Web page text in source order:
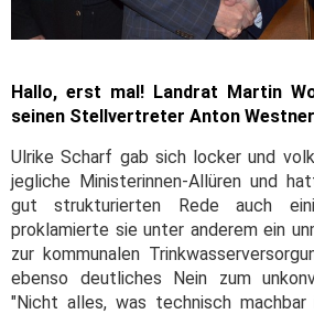
Hallo, erst mal! Landrat Martin
seinen Stellvertreter Anton
Ulrike Scharf gab sich locker und
jegliche Ministerinnen-Allüren und
gut strukturierten Rede auch
proklamierte sie unter anderem ein
zur kommunalen
ebenso deutliches Nein zum
"Nicht alles, was technisch